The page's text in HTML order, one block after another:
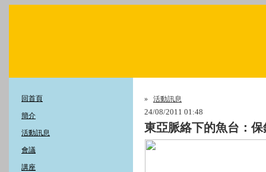
回首頁
簡介
活動訊息
會議
講座
» 活動訊息
24/08/2011 01:48
東亞脈絡下的魚台：